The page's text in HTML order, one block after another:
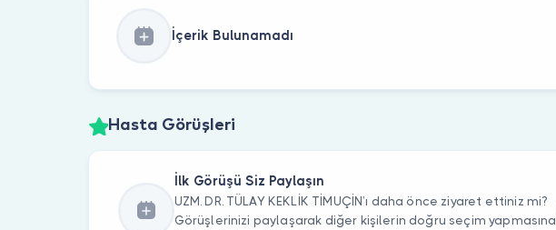
İçerik Bulunamadı
Hasta Görüşleri
İlk Görüşü Siz Paylaşın
UZM. DR. TÜLAY KEKLİK TİMUÇİN’ı daha önce ziyaret ettiniz mi?
Görüşlerinizi paylaşarak diğer kişilerin doğru seçim yapmasına